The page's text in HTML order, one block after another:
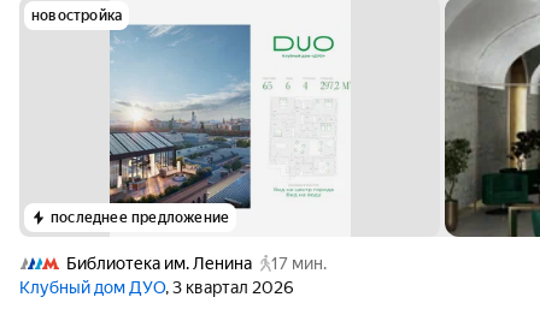
новостройка
последнее предложение
Библиотека им. Ленина
17 мин.
Клубный дом ДУО, 3 квартал 2026